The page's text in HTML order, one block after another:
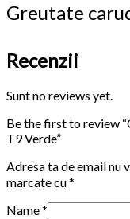
Greutate
Recenzii
Sunt no reviews yet.
Be the first to review
T9 Verde”
Adresa ta de email nu
marcate cu*
Name*